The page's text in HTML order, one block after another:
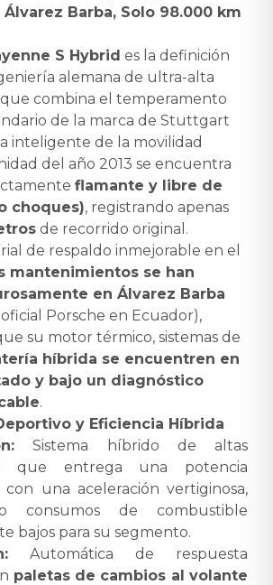
Barba, Solo 98.000 km
S Hybrid es la definición
alemana de ultra-alta
que combina el temperamento
de la marca de Stuttgart
inteligente de la movilidad
del año 2013 se encuentra
flamante y libre de
choques), registrando apenas
de recorrido original.
de respaldo inmejorable en el
mantenimientos se han
en Álvarez Barba
Porsche en Ecuador),
su motor térmico, sistemas de
híbrida se encuentren en
y bajo un diagnóstico
.
y Eficiencia Híbrida
Sistema híbrido de altas
que entrega una potencia
con una aceleración vertiginosa,
consumos de combustible
bajos para su segmento.
Automática de respuesta
paletas de cambios al volante